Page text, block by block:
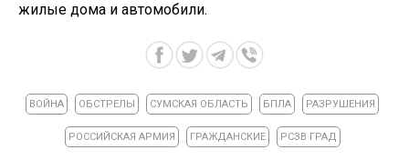
жилые дома и автомобили.
ВОЙНА ОБСТРЕЛЫ СУМСКАЯ ОБЛАСТЬ БПЛА РАЗРУШЕНИЯ
РОССИЙСКАЯ АРМИЯ ГРАЖДАНСКИЕ РСЗВ ГРАД